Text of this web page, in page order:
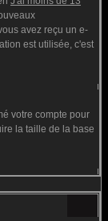
avez reçu un e-
est utilisée, c'est
votre compte pour
la taille de la base